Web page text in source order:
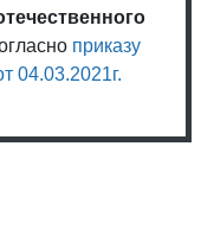
приказу
04.03.2021г.